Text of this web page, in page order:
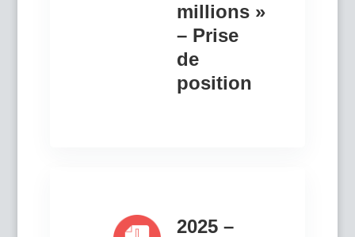
millions »
– Prise
de
position
2025 –